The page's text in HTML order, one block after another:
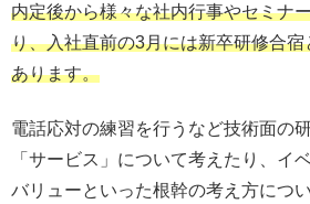
内定後から様々な社内行事やセミナ
り、入社直前の3月には新卒研修合
あります。
電話応対の練習を行うなど技術面の
「サービス」について考えたり、イ
バリューといった根幹の考え方につ